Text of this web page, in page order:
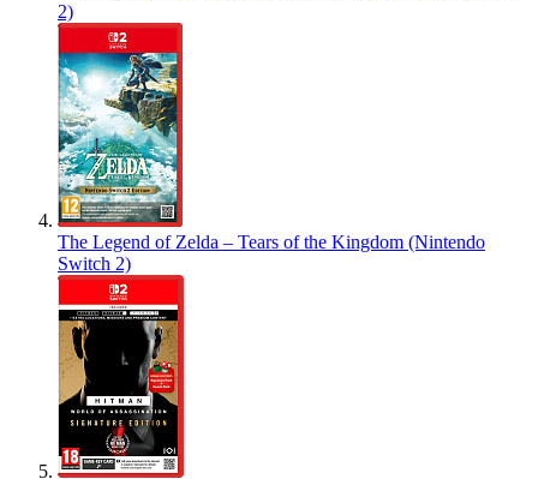
2)
The Legend of Zelda – Tears of the Kingdom (Nintendo
Switch 2)